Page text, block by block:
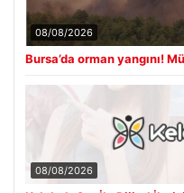
08/08/2026
Bursa’da orman yangını!
08/08/2026